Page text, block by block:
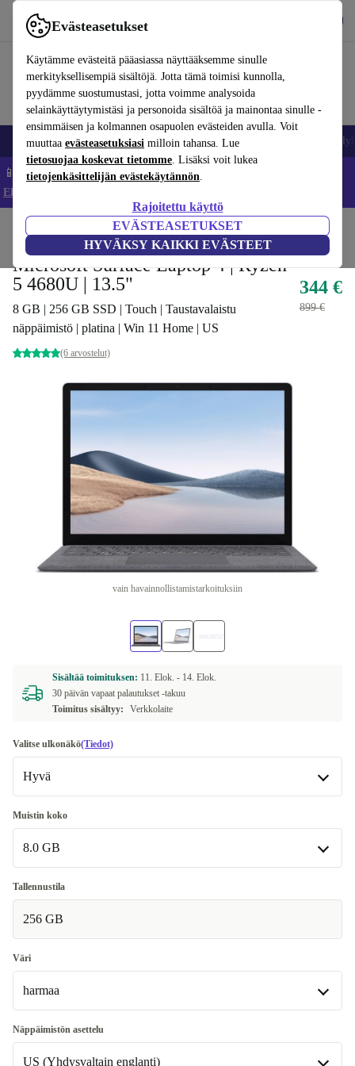
Evästeasetukset
Käytämme evästeitä pääasiassa näyttääksemme sinulle
merkityksellisempiä sisältöjä. Jotta tämä toimisi kunnolla,
pyydämme suostumustasi, jotta voimme analysoida
selainkäyttäytymistäsi ja personoida sisältöä ja mainontaa sinulle -
ensimmäisen ja kolmannen osapuolen evästeiden avulla. Voit
muuttaa evästeasetuksiasi milloin tahansa. Lue
tietosuojaa koskevat tietomme. Lisäksi voit lukea
tietojenkäsittelijän evästekäytännön.
Rajoitettu käyttö
EVÄSTEASETUKSET
HYVÄKSY KAIKKI EVÄSTEET
Käytä refurbed-palvelua nopeasti ja helposti
Matkapuhelimet ja älypuhelimet Kannettavat tietokoneet
📱 Säästä 5 % LISÄÄ iPhoneista – Koodi: IPHONEDEAL –
Ehdot ja säännöt
Kannettavat tietokoneet Microsoft kannettavat tietokoneet
Microsoft Surface Laptop 4 | Ryzen
5 4680U | 13.5"
8 GB | 256 GB SSD | Touch | Taustavalaistu
näppäimistö | platina | Win 11 Home | US
(6 arvostelut)
344 €
899 €
vain havainnollistamistarkoituksiin
Sisältää toimituksen: 11. Elok. - 14. Elok.
30 päivän vapaat palautukset -takuu
Toimitus sisältyy:
Verkkolaite
Valitse ulkonäkö(Tiedot)
Hyvä
Hyvä
Erittäin hyvä +20 €
Erinomainen
Muistin koko
8.0 GB
8.0 GB
Saatavilla muissa konfiguraatioissa
16.0 GB
Tallennustila
256 GB
Väri
harmaa
harmaa
Saatavilla muissa konfiguraatioissa
Näppäimistön asettelu
US (Yhdysvaltain englanti)